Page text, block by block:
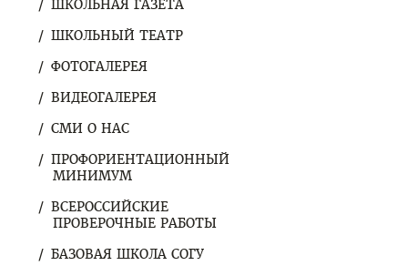
ШКОЛЬНАЯ ГАЗЕТА
ШКОЛЬНЫЙ ТЕАТР
ФОТОГАЛЕРЕЯ
ВИДЕОГАЛЕРЕЯ
СМИ О НАС
ПРОФОРИЕНТАЦИОННЫЙ
МИНИМУМ
ВСЕРОССИЙСКИЕ
ПРОВЕРОЧНЫЕ РАБОТЫ
БАЗОВАЯ ШКОЛА СОГУ